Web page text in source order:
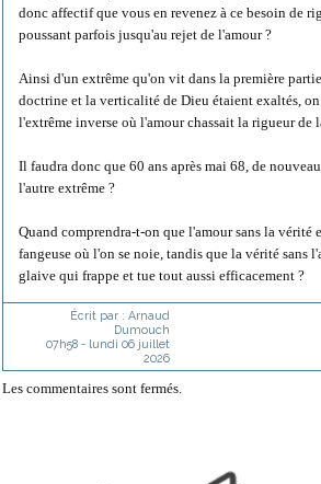
donc affectif que vous en revenez à ce besoin de
poussant parfois jusqu'au rejet de l'amour ?
Ainsi d'un extrême qu'on vit dans la première
doctrine et la verticalité de Dieu étaient exaltés, on
l'extrême inverse où l'amour chassait la rigueur de
Il faudra donc que 60 ans après mai 68, de
l'autre extrême ?
Quand comprendra-t-on que l'amour sans la vérité
fangeuse où l'on se noie, tandis que la vérité sans
glaive qui frappe et tue tout aussi efficacement ?
Écrit par : Arnaud
Dumouch
07h58- lundi 06 juillet
2026
Les commentaires sont fermés.